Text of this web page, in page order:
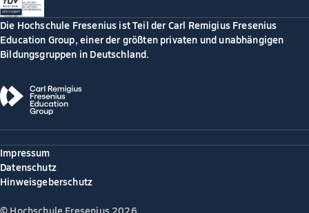
Die Hochschule Fresenius ist Teil der Carl Remigius Fresenius
Education Group, einer der größten privaten und unabhängigen
Bildungsgruppen in Deutschland.
Impressum
Datenschutz
Hinweisgeberschutz